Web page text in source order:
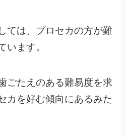
ては、プロセカの方が難
います。
ごたえのある難易度を求
カを好む傾向にあるみた